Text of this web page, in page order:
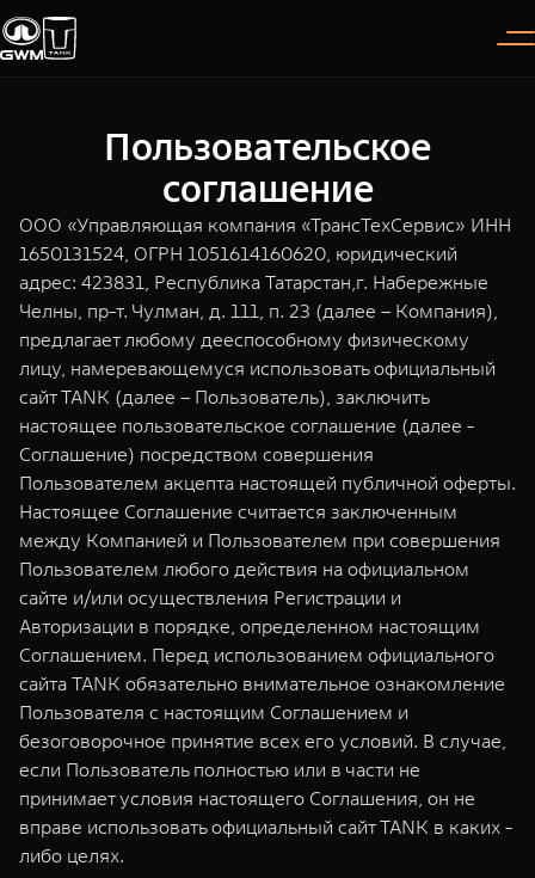
Модели
TANK 300
Следуй за открытиями
от 3 999 000 ₽
TANK 400
За пределы возможного
от 5 599 000 ₽
TANK 500
Веди за собой
от 6 499 000 ₽
TANK 700
Сила признания
от 10 199 000 ₽
WEY 07
Покупателям
ВЫБОР АВТОМОБИЛЯ
Спецпредложения
Конфигуратор
Тест-драйв
Зарядные станции
ПОКУПКА АВТОМОБИЛЯ
TANK Финансы
Корпоративным клиентам
TANK ФИНАНСЫ
TANK Кредит
TANK Лизинг
TANK Страхование
Владельцам
ГАРАНТИЯ И ПОДДЕРЖКА
Гарантия
Помощь на дороге
СЕРВИС
Калькулятор ТО
Нулевое ТО
Сервис
Специальные предложения
Моторные масла
ЦИФРОВЫЕ СЕРВИСЫ TANK
Цифровые сервисы TANK
Подписки
О дилере
ИНФОРМАЦИЯ
О нас
35 лет GWM
GWM ТЕХ ДЕНЬ
Новости
Пользовательское
соглашение
ООО «Управляющая компания «ТрансТехСервис» ИНН
1650131524, ОГРН 1051614160620, юридический
адрес: 423831, Республика Татарстан,г. Набережные
Челны, пр-т. Чулман, д. 111, п. 23 (далее – Компания),
предлагает любому дееспособному физическому
лицу, намеревающемуся использовать официальный
сайт TANK (далее – Пользователь), заключить
настоящее пользовательское соглашение (далее -
Соглашение) посредством совершения
Пользователем акцепта настоящей публичной оферты.
Настоящее Соглашение считается заключенным
между Компанией и Пользователем при совершения
Пользователем любого действия на официальном
сайте и/или осуществления Регистрации и
Авторизации в порядке, определенном настоящим
Соглашением. Перед использованием официального
сайта TANK обязательно внимательное ознакомление
Пользователя с настоящим Соглашением и
безоговорочное принятие всех его условий. В случае,
если Пользователь полностью или в части не
принимает условия настоящего Соглашения, он не
вправе использовать официальный сайт TANK в каких -
либо целях.